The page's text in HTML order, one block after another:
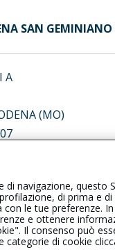
SAN GEMINIANO
A
(MO)
Generali |
di navigazione, questo
di prima e
le tue preferenze.
e ottenere
Il consenso può
categorie di cookie